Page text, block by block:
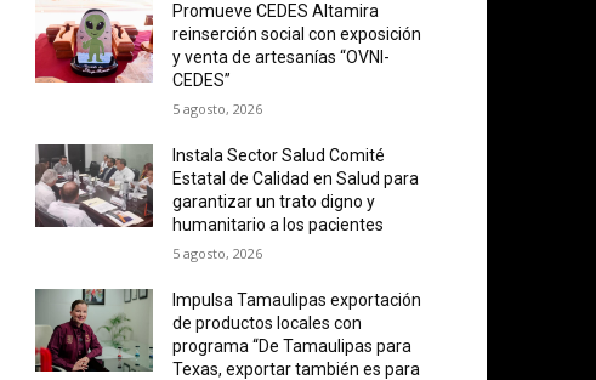
Promueve CEDES Altamira
reinserción social con exposición
y venta de artesanías “OVNI-
CEDES”
5 agosto, 2026
Instala Sector Salud Comité
Estatal de Calidad en Salud para
garantizar un trato digno y
humanitario a los pacientes
5 agosto, 2026
Impulsa Tamaulipas exportación
de productos locales con
programa “De Tamaulipas para
Texas, exportar también es para